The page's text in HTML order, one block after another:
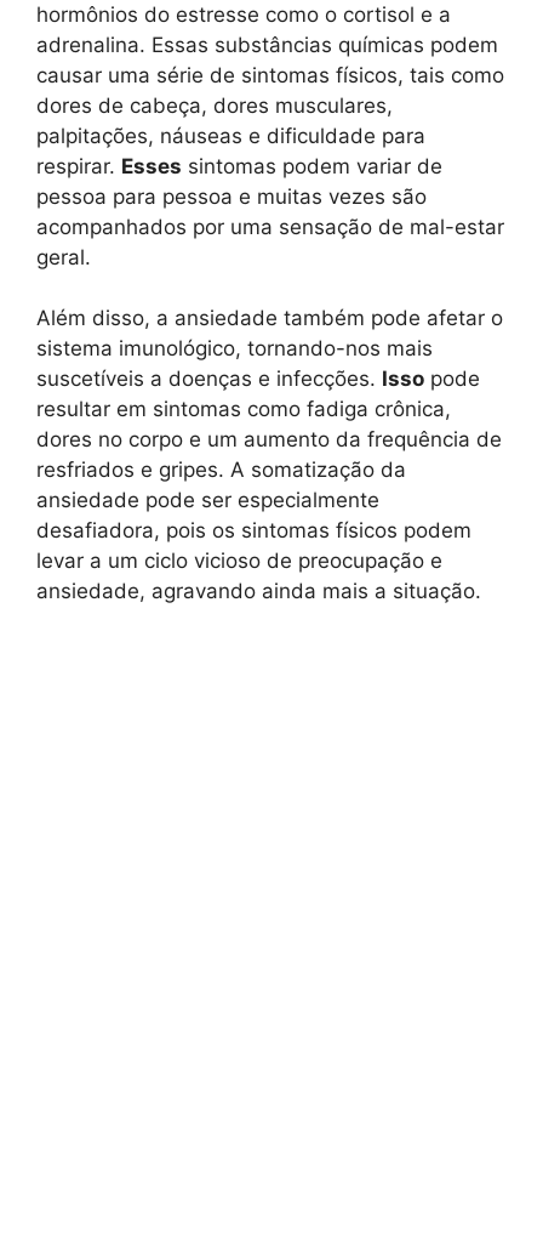
hormônios do estresse como o cortisol e a
adrenalina. Essas substâncias químicas podem
causar uma série de sintomas físicos, tais como
dores de cabeça, dores musculares,
palpitações, náuseas e dificuldade para
respirar. Esses sintomas podem variar de
pessoa para pessoa e muitas vezes são
acompanhados por uma sensação de mal-estar
geral.
Além disso, a ansiedade também pode afetar o
sistema imunológico, tornando-nos mais
suscetíveis a doenças e infecções. Isso pode
resultar em sintomas como fadiga crônica,
dores no corpo e um aumento da frequência de
resfriados e gripes. A somatização da
ansiedade pode ser especialmente
desafiadora, pois os sintomas físicos podem
levar a um ciclo vicioso de preocupação e
ansiedade, agravando ainda mais a situação.